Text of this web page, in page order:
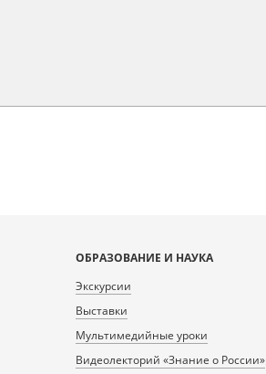
ОБРАЗОВАНИЕ И НАУКА
Экскурсии
Выставки
Мультимедийные уроки
Видеолекторий «Знание о России»